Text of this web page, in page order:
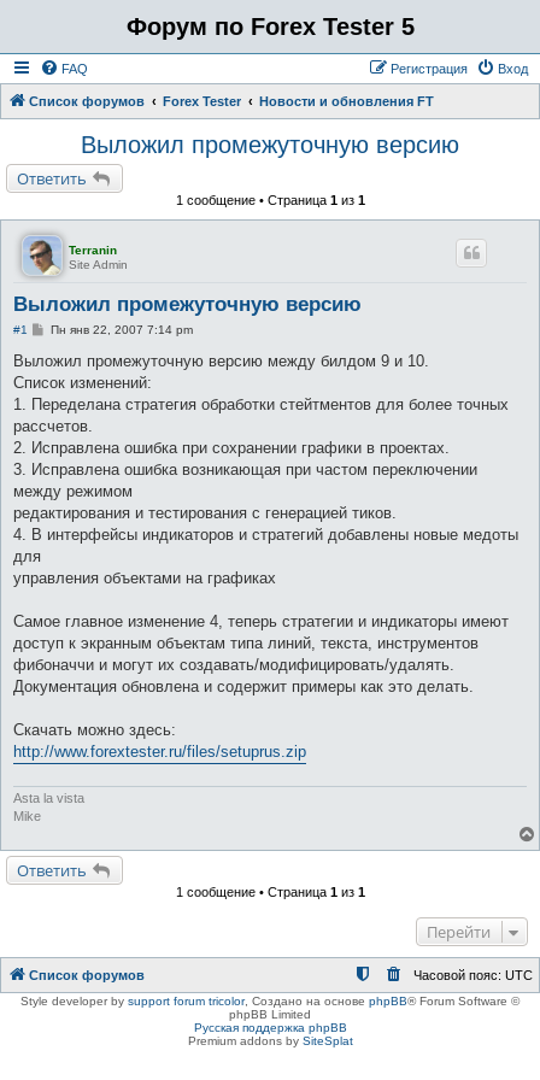
Форум по Forex Tester 5
FAQ Вход
Регистрация
Список форумов Forex Tester Новости и обновления FT
Выложил промежуточную версию
Ответить
1 сообщение • Страница 1из 1
Terranin
Site Admin
Выложил промежуточную версию
#1
С
о
щ
е
н
и
е
Пн янв 22, 2007 7:14 pm
Выложил промежуточную версию между билдом 9 и 10.
Список изменений:
1. Переделана стратегия обработки стейтментов для более точных
рассчетов.
2. Исправлена ошибка при сохранении графики в проектах.
3. Исправлена ошибка возникающая при частом переключении
между режимом
редактирования и тестирования с генерацией тиков.
4. В интерфейсы индикаторов и стратегий добавлены новые медоты
для
управления объектами на графиках
Самое главное изменение 4, теперь стратегии и индикаторы имеют
доступ к экранным объектам типа линий, текста, инструментов
фибоначчи и могут их создавать/модифицировать/удалять.
Документация обновлена и содержит примеры как это делать.
Скачать можно здесь:
http://www.forextester.ru/files/setuprus.zip
Asta la vista
Mike
Ответить
1 сообщение • Страница 1из 1
Перейти
Список форумов Часовой пояс: UTC
Style developer by support forum tricolor, Создано на основе phpBB® Forum Software ©
phpBB Limited
Русская поддержка phpBB
Premium addons by SiteSplat